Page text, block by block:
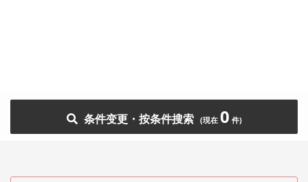
条件变更・按条件搜索 0